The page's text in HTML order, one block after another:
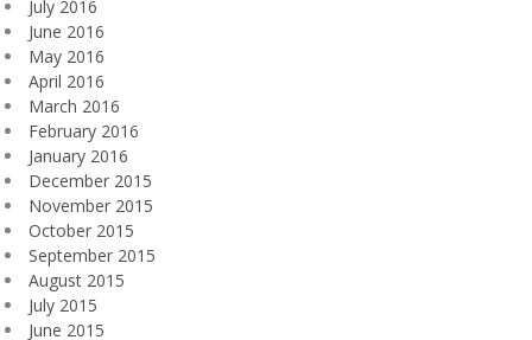
July 2016
June 2016
May 2016
April 2016
March 2016
February 2016
January 2016
December 2015
November 2015
October 2015
September 2015
August 2015
July 2015
June 2015